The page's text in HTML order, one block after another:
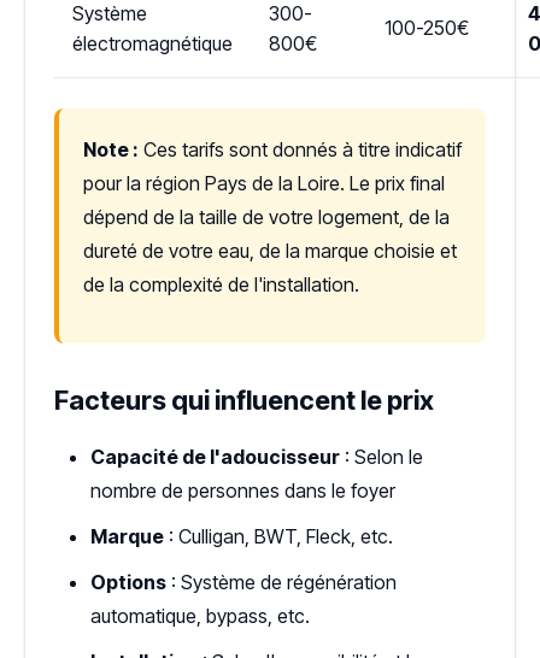
Système
électromagnétique
300-
800€
100-250€
Note : Ces tarifs sont donnés à titre indicatif
pour la région Pays de la Loire. Le prix final
dépend de la taille de votre logement, de la
dureté de votre eau, de la marque choisie et
de la complexité de l'installation.
Facteurs qui influencent le prix
Capacité de l'adoucisseur : Selon le
nombre de personnes dans le foyer
Marque : Culligan, BWT, Fleck, etc.
Options : Système de régénération
automatique, bypass, etc.